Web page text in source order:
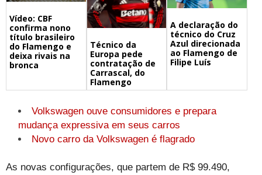
Vídeo: CBF
confirma nono
título brasileiro
do Flamengo e
deixa rivais na
bronca
Técnico da
Europa pede
contratação de
Carrascal, do
Flamengo
A declaração do
técnico do Cruz
Azul direcionada
ao Flamengo de
Filipe Luís
Volkswagen ouve consumidores e prepara
mudança expressiva em seus carros
Novo carro da Volkswagen é flagrado
As novas configurações, que partem de R$ 99.490,